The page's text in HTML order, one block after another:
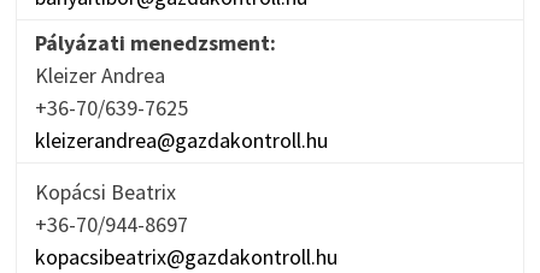
Pályázati menedzsment:
Kleizer Andrea
+36-70/639-7625
kleizerandrea@gazdakontroll.hu
Kopácsi Beatrix
+36-70/944-8697
kopacsibeatrix@gazdakontroll.hu